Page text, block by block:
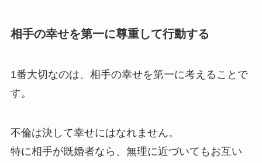
相手の幸せを第一に尊重して行動する
1番大切なのは、相手の幸せを第一に考えることで
す。
不倫は決して幸せにはなれません。
特に相手が既婚者なら、無理に近づいてもお互い